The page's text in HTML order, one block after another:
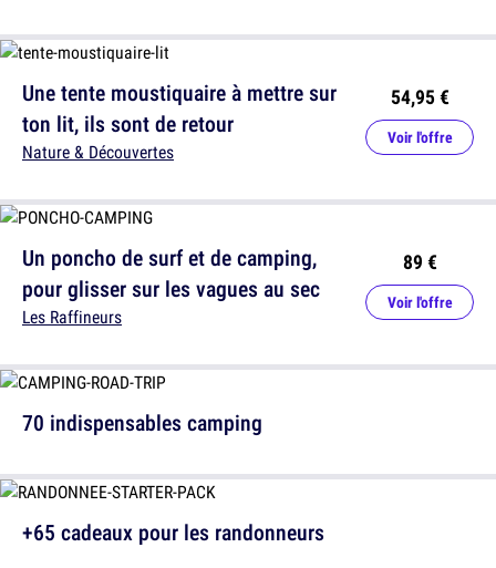
Un poncho de surf et de camping,
pour glisser sur les vagues au sec
Les Raffineurs
89 €
Voir l'offre
+65 cadeaux pour les randonneurs
Une tente moustiquaire à mettre sur
ton lit, ils sont de retour
Nature & Découvertes
54,95 €
Voir l'offre
70 indispensables camping